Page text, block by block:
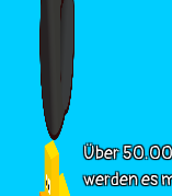
Über
werden es